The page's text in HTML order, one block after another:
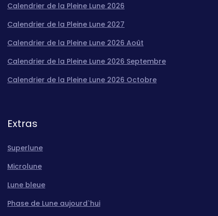
Calendrier de la Pleine Lune 2026
Calendrier de la Pleine Lune 2027
Calendrier de la Pleine Lune 2026 Août
Calendrier de la Pleine Lune 2026 Septembre
Calendrier de la Pleine Lune 2026 Octobre
Extras
Superlune
Microlune
Lune bleue
Phase de Lune aujourd`hui